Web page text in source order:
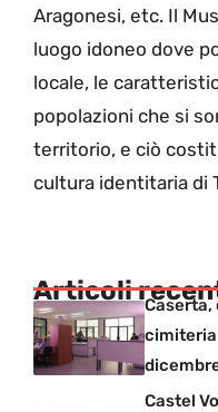
Aragonesi, etc. Il
luogo idoneo dove
locale, le
popolazioni che si
territorio, e ciò
cultura identitaria di
Articoli
Caserta,
Castel